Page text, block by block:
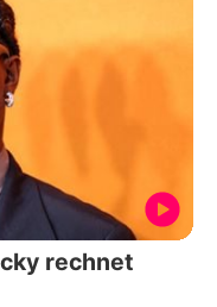
rechnet